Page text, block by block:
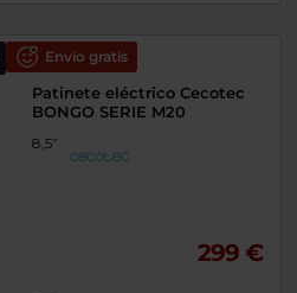
Envío gratis
Patinete eléctrico Cecotec
BONGO SERIE M20
8,5”
299 €